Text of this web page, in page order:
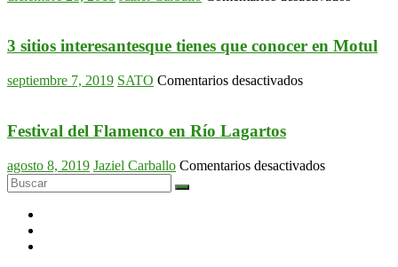
de
3 sitios interesantesque tienes que conocer en Motul
septiembre 7, 2019 SATO Comentarios desactivadosen
que
conocer
Festival del Flamenco en Río Lagartos
agosto 8, 2019 Jaziel Carballo Comentarios desactivadosen